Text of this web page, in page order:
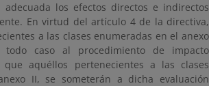
los efectos directos e indirectos
En virtud del artículo 4 de la directiva,
a las clases enumeradas en el anexo
caso al procedimiento de impacto
aquéllos pertenecientes a las clases
II, se someterán a dicha evaluación